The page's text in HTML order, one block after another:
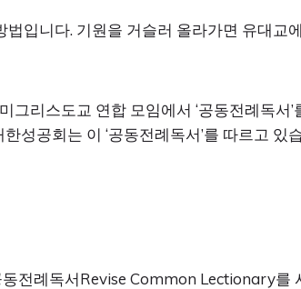
입니다. 기원을 거슬러 올라가면 유대교
리스도교 연합 모임에서 ‘공동전례독서
성공회는 이 ‘공동전례독서’를 따르고
전례독서Revise Common Lectionary를